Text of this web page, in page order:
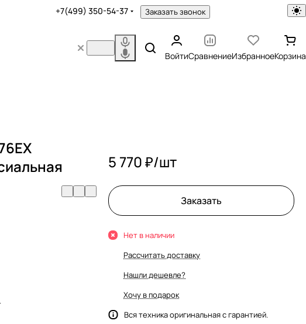
+7(499) 350-54-37 Заказать звонок
ВойтиСравнениеИзбранноеКорзина
5 770 ₽/шт
Заказать
Нет в наличии
Рассчитать доставку
Нашли дешевле?
Хочу в подарок
Вся техника оригинальная с гарантией.